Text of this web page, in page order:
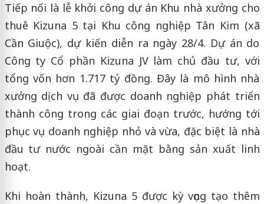
Tiếp nối là lễ khởi công dự án Khu nhà xưởng cho
thuê Kizuna 5 tại Khu công nghiệp Tân Kim (xã
Cần Giuộc), dự kiến diễn ra ngày 28/4. Dự án do
Công ty Cổ phần Kizuna JV làm chủ đầu tư, với
tổng vốn hơn 1.717 tỷ đồng. Đây là mô hình nhà
xưởng dịch vụ đã được doanh nghiệp phát triển
thành công trong các giai đoạn trước, hướng tới
phục vụ doanh nghiệp nhỏ và vừa, đặc biệt là nhà
đầu tư nước ngoài cần mặt bằng sản xuất linh
hoạt.
Khi hoàn thành, Kizuna 5 được kỳ vọng tạo thêm